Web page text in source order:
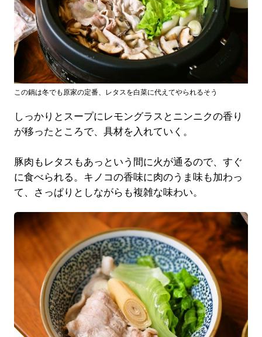
この鍋は冬でも原家の定番、レタスを白菜に代えてやられるそう
しっかりとスープにレモングラスとニンニクの香り
が移ったところで、具材を入れていく。
豚肉もレタスもあっという間に火が通るので、すぐ
に食べられる。キノコの香味に肉のうま味も加わっ
て、さっぱりとしながらも複雑な味わい。